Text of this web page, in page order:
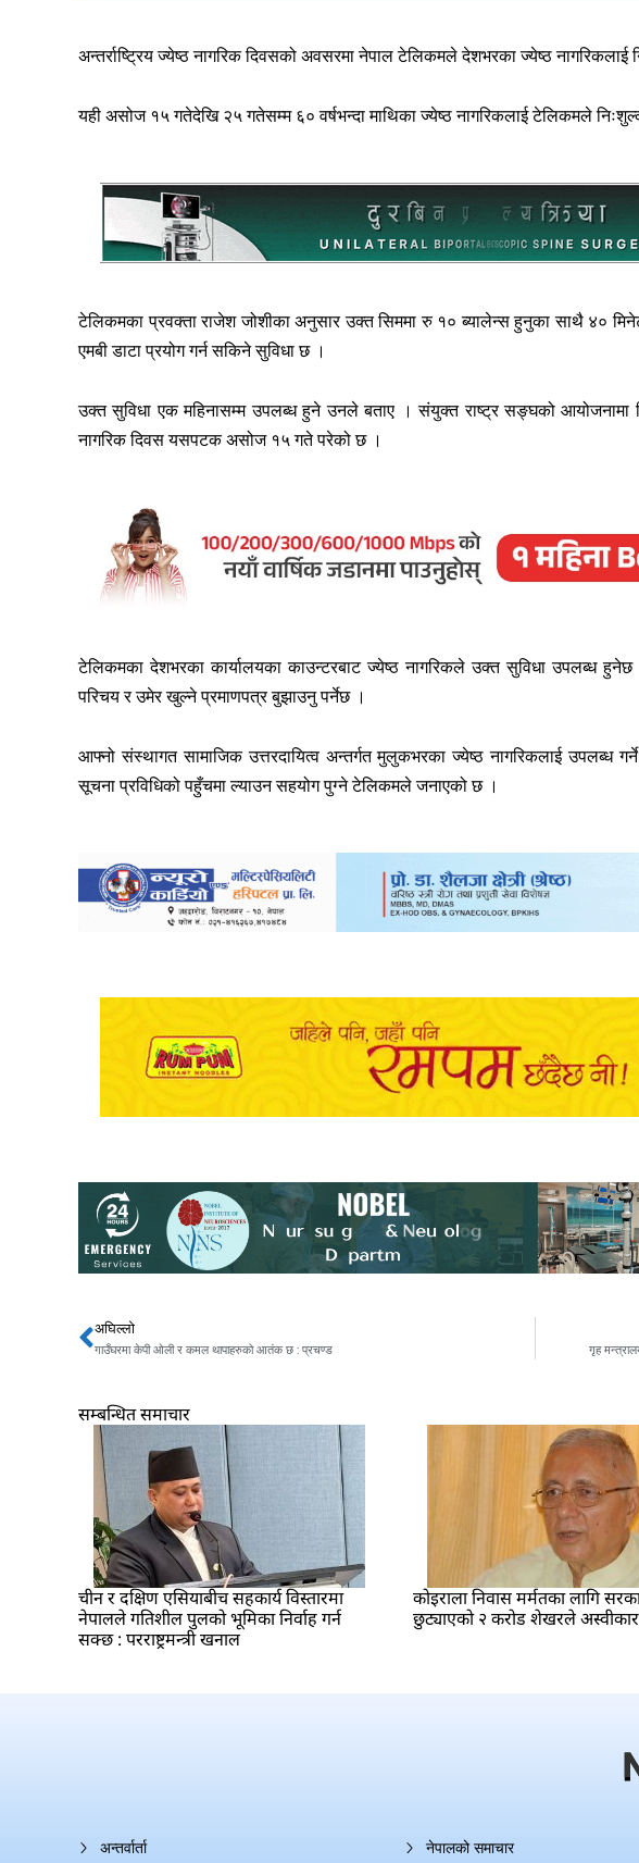
अन्तर्राष्ट्रिय ज्येष्ठ नागरिक दिवसको अवसरमा नेपाल टेलिकमले देशभरका ज्येष्ठ नागरिकलाई
यही असोज १५ गतेदेखि २५ गतेसम्म ६० वर्षभन्दा माथिका ज्येष्ठ नागरिकलाई टेलिकमले
टेलिकमका प्रवक्ता राजेश जोशीका अनुसार उक्त सिममा रु १० ब्यालेन्स हुनुका साथै ४०
एमबी डाटा प्रयोग गर्न सकिने सुविधा छ ।
उक्त सुविधा एक महिनासम्म उपलब्ध हुने उनले बताए । संयुक्त राष्ट्र सङ्घको आयोजनामा
नागरिक दिवस यसपटक असोज १५ गते परेको छ ।
टेलिकमका देशभरका कार्यालयका काउन्टरबाट ज्येष्ठ नागरिकले उक्त सुविधा उपलब्ध हुनेछ
परिचय र उमेर खुल्ने प्रमाणपत्र बुझाउनु पर्नेछ ।
आफ्नो संस्थागत सामाजिक उत्तरदायित्व अन्तर्गत मुलुकभरका ज्येष्ठ नागरिकलाई उपलब्ध
सूचना प्रविधिको पहुँचमा ल्याउन सहयोग पुग्ने टेलिकमले जनाएको छ ।
Prev
अघिल्लो
गाउँघरमा केपी ओली र कमल थापाहरुको आतंक छ : प्रचण्ड गृह
सम्बन्धित समाचार
चीन र दक्षिण एसियाबीच सहकार्य विस्तारमा
नेपालले गतिशील पुलको भूमिका निर्वाह गर्न
सक्छ : परराष्ट्रमन्त्री खनाल
कोइराला निवास मर्मतका लागि
छुट्याएको २ करोड शेखरले
अन्तर्वार्ता नेपालको समाचार